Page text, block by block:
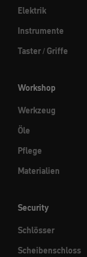
Elektrik
Instrumente
Taster / Griffe
Workshop
Werkzeug
Öle
Pflege
Materialien
Security
Schlösser
Scheibenschloss